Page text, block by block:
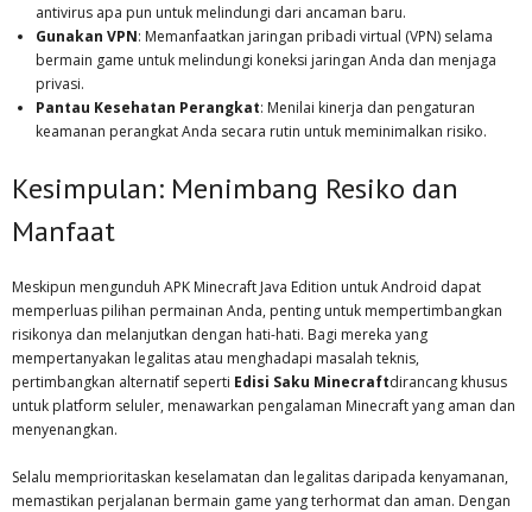
antivirus apa pun untuk melindungi dari ancaman baru.
Gunakan VPN: Memanfaatkan jaringan pribadi virtual (VPN) selama
bermain game untuk melindungi koneksi jaringan Anda dan menjaga
privasi.
Pantau Kesehatan Perangkat: Menilai kinerja dan pengaturan
keamanan perangkat Anda secara rutin untuk meminimalkan risiko.
Kesimpulan: Menimbang Resiko dan
Manfaat
Meskipun mengunduh APK Minecraft Java Edition untuk Android dapat
memperluas pilihan permainan Anda, penting untuk mempertimbangkan
risikonya dan melanjutkan dengan hati-hati. Bagi mereka yang
mempertanyakan legalitas atau menghadapi masalah teknis,
pertimbangkan alternatif seperti Edisi Saku Minecraftdirancang khusus
untuk platform seluler, menawarkan pengalaman Minecraft yang aman dan
menyenangkan.
Selalu memprioritaskan keselamatan dan legalitas daripada kenyamanan,
memastikan perjalanan bermain game yang terhormat dan aman. Dengan